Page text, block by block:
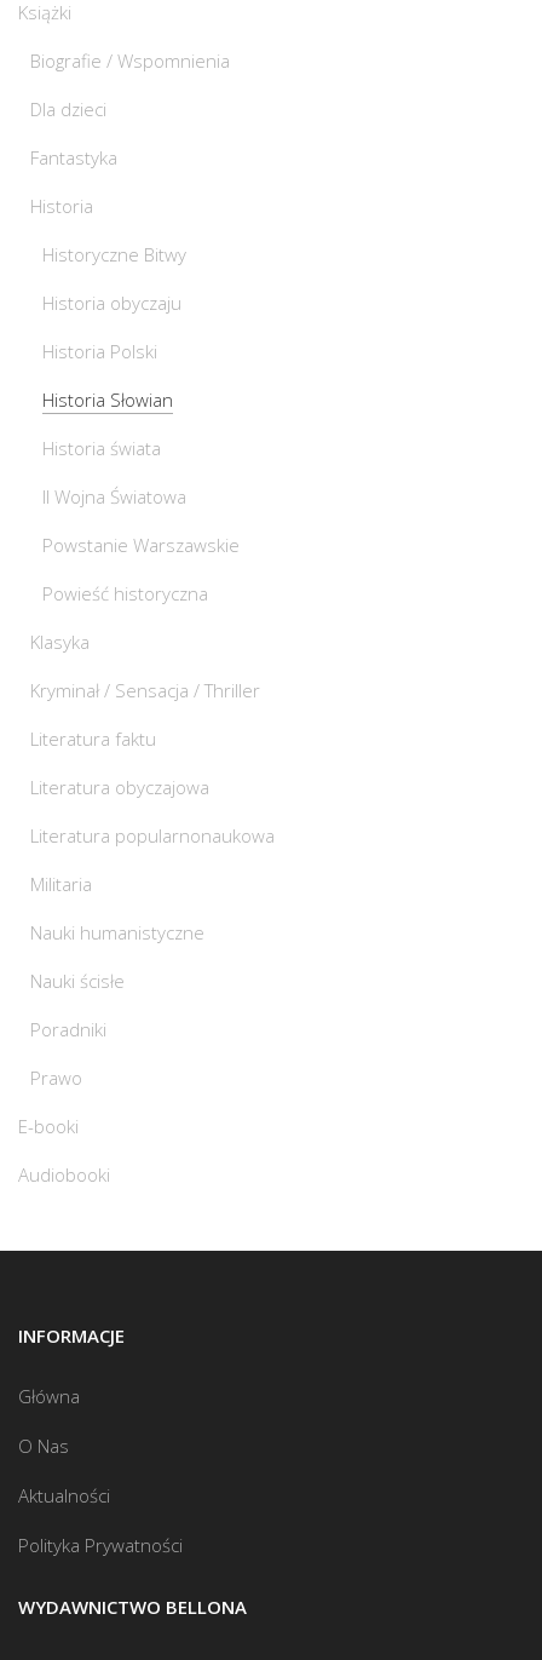
Książki
Biografie / Wspomnienia
Dla dzieci
Fantastyka
Historia
Historyczne Bitwy
Historia obyczaju
Historia Polski
Historia Słowian
Historia świata
II Wojna Światowa
Powstanie Warszawskie
Powieść historyczna
Klasyka
Kryminał / Sensacja / Thriller
Literatura faktu
Literatura obyczajowa
Literatura popularnonaukowa
Militaria
Nauki humanistyczne
Nauki ścisłe
Poradniki
Prawo
E-booki
Audiobooki
INFORMACJE
Główna
O Nas
Aktualności
Polityka Prywatności
WYDAWNICTWO BELLONA